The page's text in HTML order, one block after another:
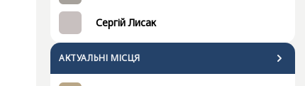
Сергій Лисак
АКТУАЛЬНІ МІСЦЯ